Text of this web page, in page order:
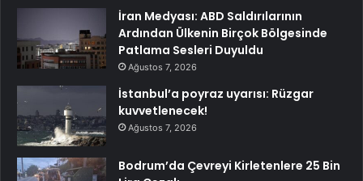
İran Medyası: ABD Saldırılarının
Ardından Ülkenin Birçok Bölgesinde
Patlama Sesleri Duyuldu
Ağustos 7, 2026
İstanbul’a poyraz uyarısı: Rüzgar
kuvvetlenecek!
Ağustos 7, 2026
Bodrum’da Çevreyi Kirletenlere 25 Bin